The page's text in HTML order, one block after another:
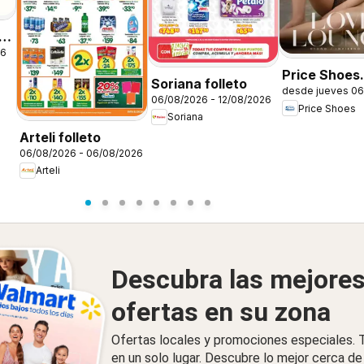
Arteli folleto
06/08/2026 - 06/08/2026
Arteli
Soriana folleto
06/08/2026 - 12/08/2026
Soriana
Price Shoes
catálogo
Lounge
desde jueves
Price Shoes
Descubra las mejores
ofertas en su zona
Ofertas locales y promociones especiales.
en un solo lugar. Descubre lo mejor cerca